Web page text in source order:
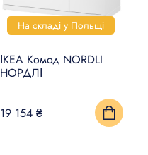
На складі у Польщі
ІКЕА Комод NORDLI
НОРДЛІ
19 154 ₴